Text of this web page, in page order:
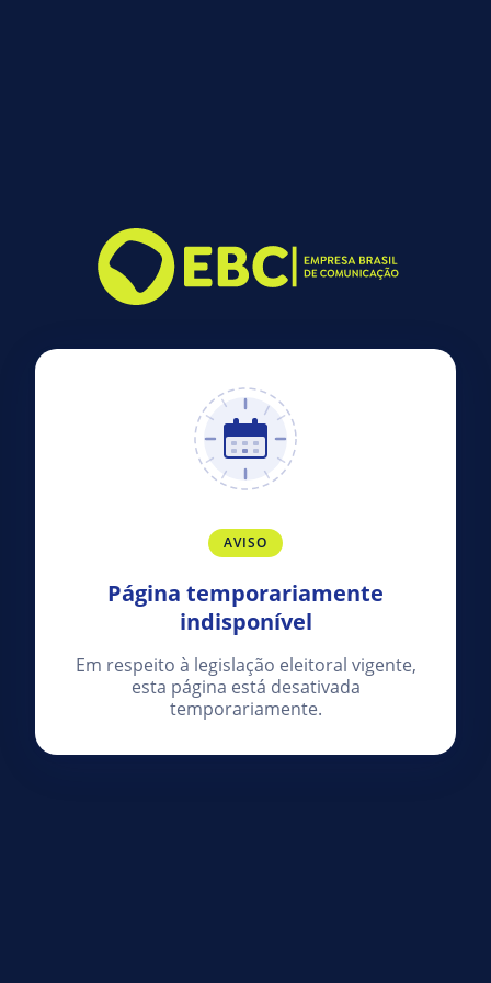
AVISO
Página temporariamente
indisponível
Em respeito à legislação eleitoral vigente,
esta página está desativada
temporariamente.